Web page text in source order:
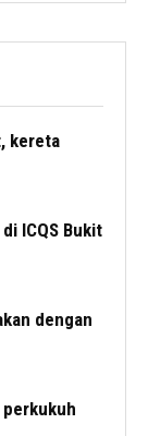
kereta
ICQS Bukit
dengan
perkukuh